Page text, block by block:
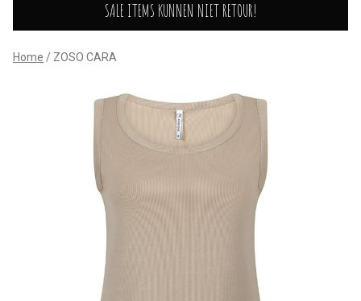
CARA
SALE ITEMS KUNNEN NIET RETOUR!
Home ZOSO CARA